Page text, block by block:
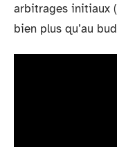
arbitrages initiaux
bien plus qu’au